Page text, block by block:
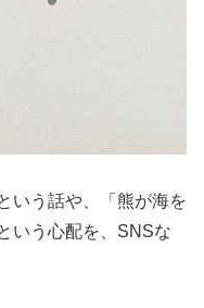
いう話や、「熊が海を
いう心配を、SNSな